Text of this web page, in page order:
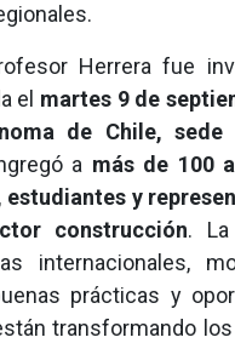
Herrera fue
el martes 9 de
de Chile, sede
a más de 100
estudiantes y
construcción. La
internacionales,
prácticas y
transformando